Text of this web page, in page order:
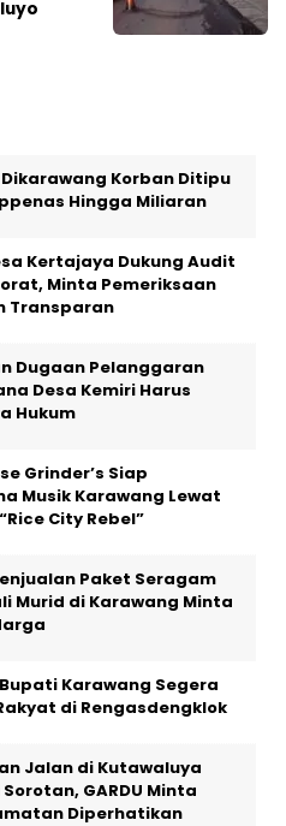
Korban Ditipu
Hingga Miliaran
Kertajaya Dukung Audit
Minta Pemeriksaan
Transparan
Dugaan Pelanggaran
Desa Kemiri Harus
Hukum
Grinder’s Siap
Musik Karawang Lewat
City Rebel”
Paket Seragam
Murid di Karawang Minta
Bupati Karawang Segera
di Rengasdengklok
Jalan di Kutawaluya
GARDU Minta
Diperhatikan